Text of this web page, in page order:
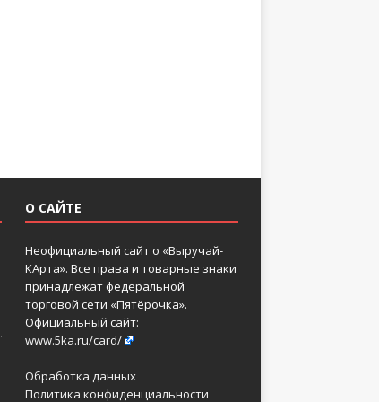
О САЙТЕ
Неофициальный сайт о «Выручай-
КАрта». Все права и товарные знаки
принадлежат федеральной
торговой сети «Пятёрочка».
Официальный сайт:
www.5ka.ru/card/
Обработка данных
Политика конфиденциальности